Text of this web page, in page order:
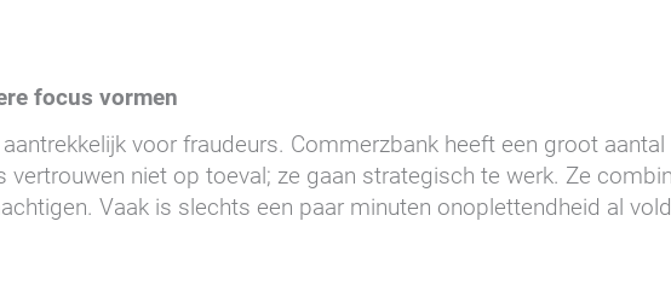
focus vormen
voor fraudeurs. Commerzbank heeft een groot
niet op toeval; ze gaan strategisch te werk. Ze
Vaak is slechts een paar minuten onoplettendheid al